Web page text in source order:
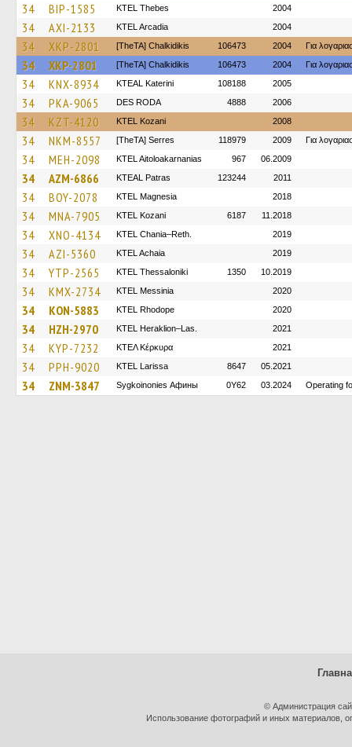
34 BIP-1585 KTEL Thebes 2004
34 AXI-2133 KTEL Arcadia 2004
34 XKP-2801 [TheTA] Chalkidikis 106473 2004 Για
34 XKP-2801 [TheTA] Chalkidikis 106473 2004 Για
34 KNX-8934 KTEAL Katerini 108188 2005
34 PKA-9065 DES RODA 4888 2006
34 KZT-4120 ΚΤΕL Kozani 2008
34 NKM-8557 [TheTA] Serres 118979 2009 Για
34 MEH-2098 KTEL Aitoloakarnanias 967 06.2009
34 AZM-6866 KTEAL Patras 123244 2011
34 BOY-2078 ΚΤΕL Magnesia 2018
34 MNA-7905 ΚΤΕL Kozani 6187 11.2018
34 XNO-4134 KTEL Chania–Reth. 2019
34 AZI-5360 KTEL Achaia 2019
34 YTP-2565 KTEL Thessaloniki 1350 10.2019
34 KMX-2734 KTEL Messinia 2020
34 KON-5883 KTEL Rhodope 2020
34 HZH-2970 KTEL Heraklion–Las. 2021
34 KYP-7232 ΚΤΕΛ Κέρκυρα 2021
34 PPH-9020 KTEL Larissa 8647 05.2021
34 ZNM-3847 Sygkoinonies Афины 0Y62 03.2024 Operating
© Администрация
Использование фотографий и иных материалов,